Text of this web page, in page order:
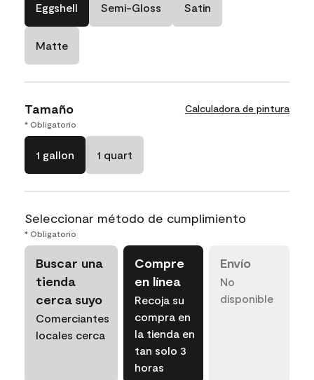
Eggshell Semi-Gloss Satin
Matte
Tamaño Calculadora de pintura
* Obligatorio
1 gallon 1 quart
Seleccionar método de cumplimiento
* Obligatorio
Buscar una
tienda
cerca suyo
Comerciantes
locales cerca
Compre
en línea
Recoja su
compra en
la tienda en
tan solo 3
horas
Envío
No
disponible